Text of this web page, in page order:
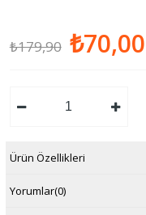
₺179,90 ₺70,00
Ürün Özellikleri
Yorumlar(0)